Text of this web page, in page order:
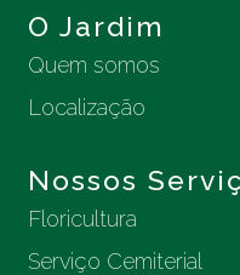
O Jardim
Quem somos
Localização
Nossos
Floricultura
Serviço Cemiterial